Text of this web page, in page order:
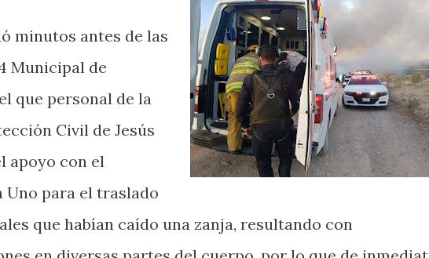
minutos antes de las
Municipal de
que personal de la
Civil de Jesús
apoyo con el
para el traslado
que habían caído una zanja, resultando con